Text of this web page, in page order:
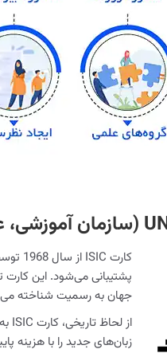
سازمان
پشتیبانی می‌شود. این
جهان به رسمیت شناخته
زبان‌های جدید را با هزینه